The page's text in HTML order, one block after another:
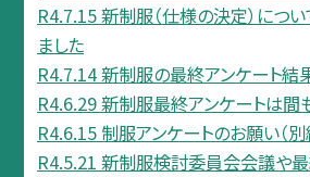
R4.7.15 新制服（仕様の決定）につ
ました
R4.7.14 新制服の最終アンケート結
R4.6.29 新制服最終アンケートは間
R4.6.15 制服アンケートのお願い（別
R4.5.21 新制服検討委員会会議や最